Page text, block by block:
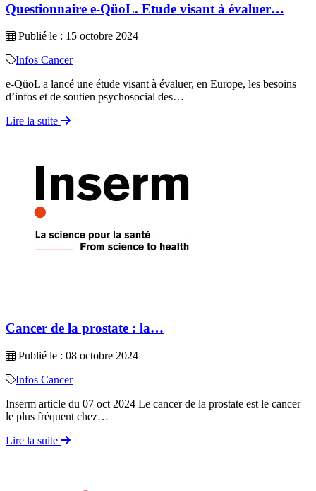
Questionnaire e-QüoL. Etude visant à évaluer…
Publié le : 15 octobre 2024
Infos Cancer
e-QüoL a lancé une étude visant à évaluer, en Europe, les besoins
d’infos et de soutien psychosocial des…
Lire la suite
Cancer de la prostate : la…
Publié le : 08 octobre 2024
Infos Cancer
Inserm article du 07 oct 2024 Le cancer de la prostate est le cancer
le plus fréquent chez…
Lire la suite